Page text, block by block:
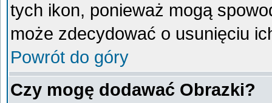
tych ikon, ponieważ mogą
może zdecydować o usunięciu
Powrót do góry
Czy mogę dodawać Obrazki?